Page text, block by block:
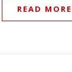
READ MORE